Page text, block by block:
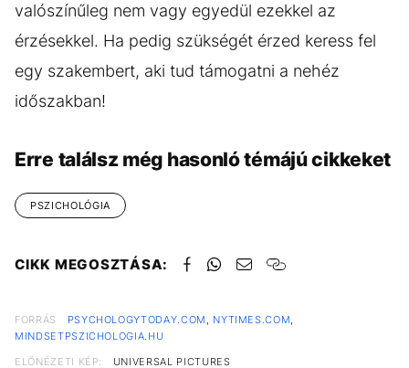
valószínűleg nem vagy egyedül ezekkel az
érzésekkel. Ha pedig szükségét érzed keress fel
egy szakembert, aki tud támogatni a nehéz
időszakban!
Erre találsz még hasonló témájú cikkeket
PSZICHOLÓGIA
CIKK MEGOSZTÁSA:
FORRÁS PSYCHOLOGYTODAY.COM , NYTIMES.COM,
MINDSETPSZICHOLOGIA.HU
ELŐNÉZETI KÉP:
UNIVERSAL PICTURES